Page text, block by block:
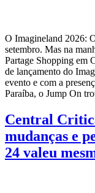
O Imagineland 2026:
setembro. Mas na
Partage Shopping em
de lançamento do
evento e com a
Paraíba, o Jump On
Central
mudanças e
24 valeu